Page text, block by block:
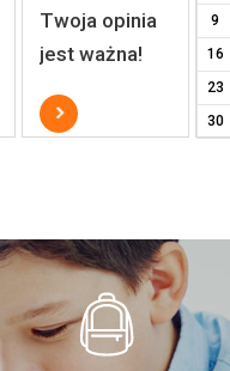
Twoja opinia
jest ważna!
9
16
23
30